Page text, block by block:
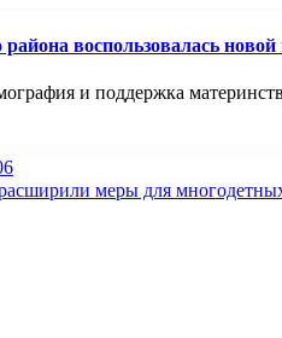
воспользовалась
и поддержка